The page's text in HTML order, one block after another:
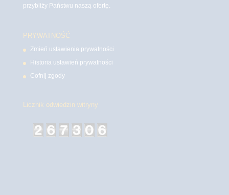
przybliży Państwu naszą ofertę.
PRYWATNOŚĆ
Zmień ustawienia prywatności
Historia ustawień prywatności
Cofnij zgody
Licznik odwiedzin witryny